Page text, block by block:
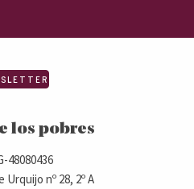
los pobres
48080436
Urquijo nº 28, 2º A